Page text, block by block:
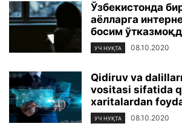
Ўзбекистонда
аёлларга
босим
УЧ НУҚТА 08.10.2020
Qidiruv va
vositasi sifatida
xaritalardan
УЧ НУҚТА 08.10.2020